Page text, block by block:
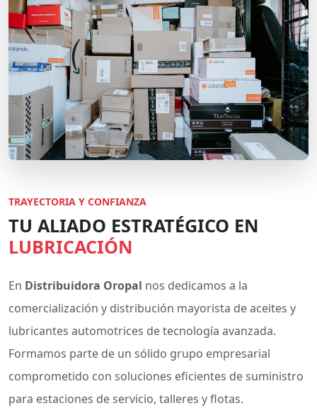
TRAYECTORIA Y CONFIANZA
TU ALIADO ESTRATÉGICO EN
LUBRICACIÓN
En Distribuidora Oropal nos dedicamos a la
comercialización y distribución mayorista de aceites y
lubricantes automotrices de tecnología avanzada.
Formamos parte de un sólido grupo empresarial
comprometido con soluciones eficientes de suministro
para estaciones de servicio, talleres y flotas.